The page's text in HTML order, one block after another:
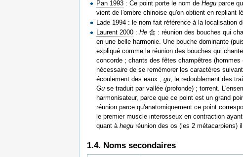
Pan 1993 : Ce point porte le nom deHegu parce
vient de l'ombre chinoise qu'on obtient en repliant
Lade 1994 : le nom fait référence à la
Laurent 2000 :He 合 : réunion des bouches qui
en une belle harmonie. Une bouche dominante
expliqué comme la réunion des bouches qui
concorde ; chants des fêtes champêtres
nécessaire de se remémorer les caractères
écoulement des eaux ;gu , le redoublement des
Gu se traduit par vallée (profonde) ; torrent.
harmonisateur, parce que ce point est un grand
réunion parce qu'anatomiquement ce point
le premier muscle interosseux en contraction
quant àhegu réunion des os (les 2 métacarpiens)
1.4. Noms secondaires